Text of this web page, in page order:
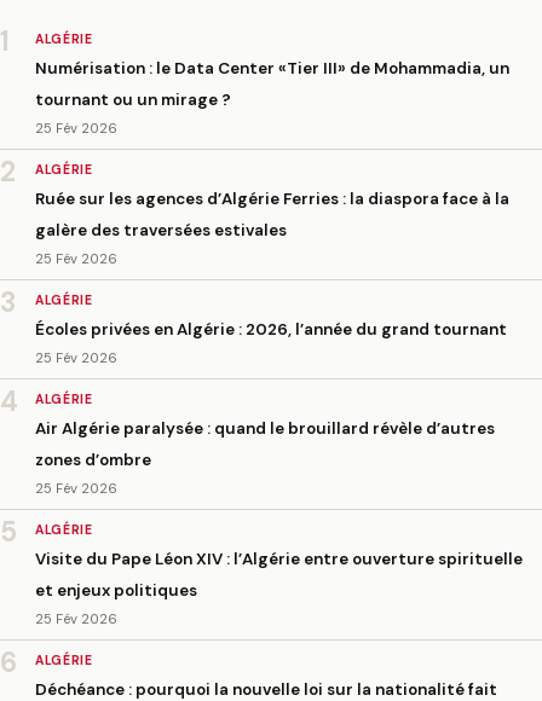
1 ALGÉRIE
Numérisation : le Data Center «Tier III» de Mohammadia, un
tournant ou un mirage ?
25 Fév 2026
2 ALGÉRIE
Ruée sur les agences d’Algérie Ferries : la diaspora face à la
galère des traversées estivales
25 Fév 2026
3 ALGÉRIE
Écoles privées en Algérie : 2026, l’année du grand tournant
25 Fév 2026
4 ALGÉRIE
Air Algérie paralysée : quand le brouillard révèle d’autres
zones d’ombre
25 Fév 2026
5 ALGÉRIE
Visite du Pape Léon XIV : l’Algérie entre ouverture spirituelle
et enjeux politiques
25 Fév 2026
6 ALGÉRIE
Déchéance : pourquoi la nouvelle loi sur la nationalité fait